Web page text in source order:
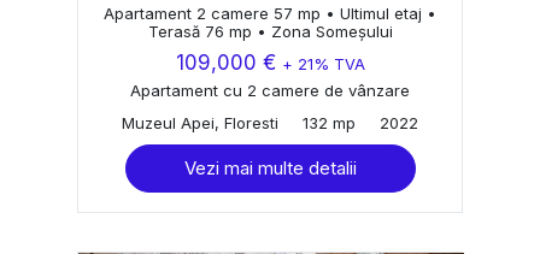
Apartament 2 camere 57 mp • Ultimul etaj •
Terasă 76 mp • Zona Someșului
109,000 € + 21% TVA
Apartament cu 2 camere de vânzare
Muzeul Apei, Floresti
132 mp 2022
Vezi mai multe detalii